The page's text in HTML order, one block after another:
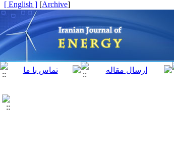
[
Archive
]
[ English ]